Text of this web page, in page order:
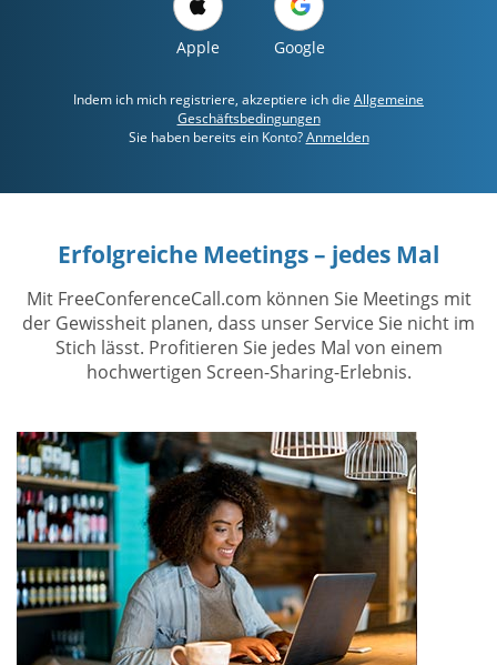
Apple Google
Indem ich mich registriere, akzeptiere ich die Allgemeine
Geschäftsbedingungen
Sie haben bereits ein Konto?Anmelden
Erfolgreiche Meetings – jedes Mal
Mit FreeConferenceCall.com können Sie Meetings mit
der Gewissheit planen, dass unser Service Sie nicht im
Stich lässt. Profitieren Sie jedes Mal von einem
hochwertigen Screen-Sharing-Erlebnis.